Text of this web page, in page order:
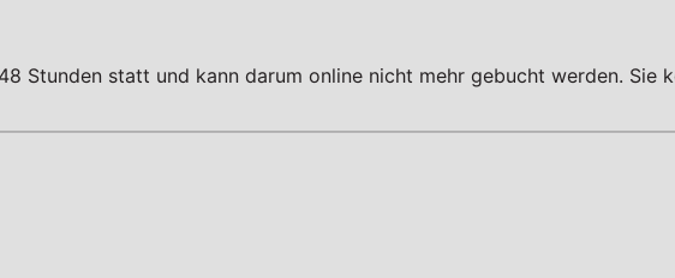
Stunden statt und kann darum online nicht mehr gebucht werden. Sie